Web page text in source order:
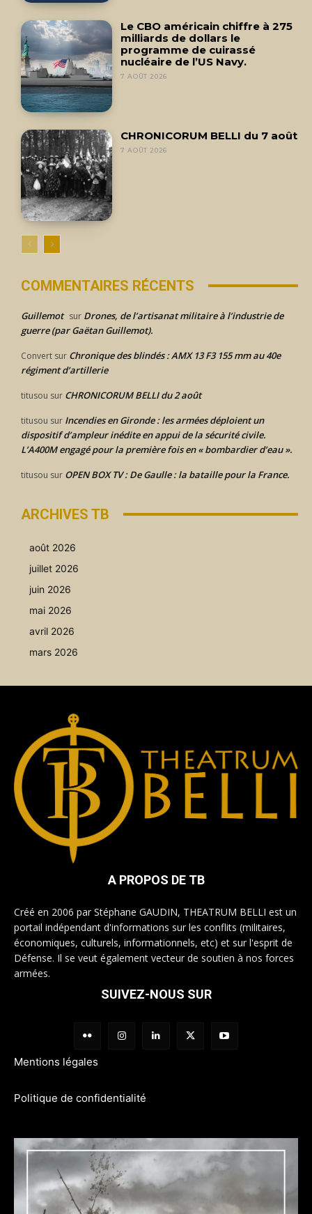
Le CBO américain chiffre à 275
milliards de dollars le
programme de cuirassé
nucléaire de l’US Navy.
7 AOÛT 2026
CHRONICORUM BELLI du 7 août
7 AOÛT 2026
COMMENTAIRES RÉCENTS
Guillemot sur Drones, de l’artisanat militaire à l’industrie de
guerre (par Gaëtan Guillemot).
Convert sur Chronique des blindés : AMX 13 F3 155 mm au 40e
régiment d’artillerie
titusou sur CHRONICORUM BELLI du 2 août
titusou sur Incendies en Gironde : les armées déploient un
dispositif d’ampleur inédite en appui de la sécurité civile.
L’A400M engagé pour la première fois en « bombardier d’eau ».
titusou sur OPEN BOX TV : De Gaulle : la bataille pour la France.
ARCHIVES TB
août 2026
juillet 2026
juin 2026
mai 2026
avril 2026
mars 2026
A PROPOS DE TB
Créé en 2006 par Stéphane GAUDIN, THEATRUM BELLI est un
portail indépendant d'informations sur les conflits (militaires,
économiques, culturels, informationnels, etc) et sur l'esprit de
Défense. Il se veut également vecteur de soutien à nos forces
armées.
SUIVEZ-NOUS SUR
Mentions légales
Politique de confidentialité